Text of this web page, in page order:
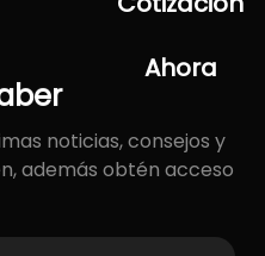
Ahora
noticias, consejos y
además obtén acceso